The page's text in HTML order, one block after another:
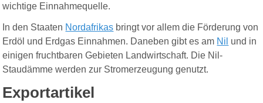
wichtige Einnahmequelle.
In den Staaten Nordafrikas bringt vor allem die Förderung von
Erdöl und Erdgas Einnahmen. Daneben gibt es am Nil und in
einigen fruchtbaren Gebieten Landwirtschaft. Die Nil-
Staudämme werden zur Stromerzeugung genutzt.
Exportartikel